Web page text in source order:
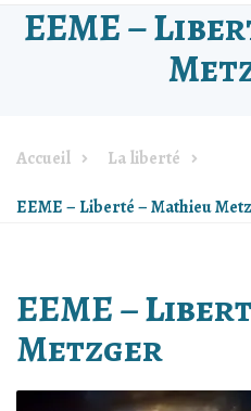
EEME –
Accueil La liberté
EEME – Liberté – Mathieu
EEME –
Metzger